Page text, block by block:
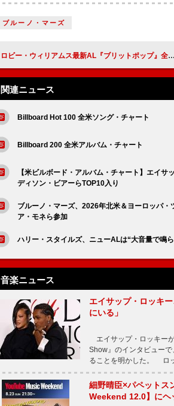
ブルーノ・マーズ
ロビー・ウィリアムス最新AL『ブリットポップ』全英1位、ザ・ビートルズを抜き史上最多記録樹立
関連ニュース
Billboard Hot 100 全米ソング・チャート
Billboard 200 全米アルバム・チャート
【米ビルボード・アルバム・チャート】エイ
ディソン・ビアーらTOP10入り
ブルーノ・マーズ、2026年北米＆ヨーロッパ
ア・モネら参加
ハリー・スタイルズ、ニューALは“大音量で鳴
音楽ニュース
エイサップ・ロッキ
にいる」
エイサップ・ロッキー
Show』のインタビュー
ることを明かした。 ロ
細野晴臣×パペットス
Weekend 12.0】にヘ